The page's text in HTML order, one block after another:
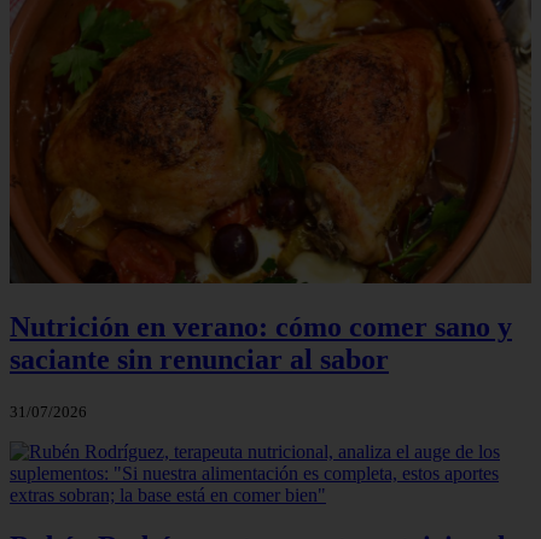
Nutrición en verano: cómo comer sano y
saciante sin renunciar al sabor
31/07/2026